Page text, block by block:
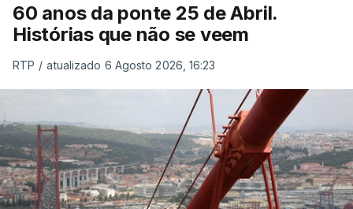
60 anos da ponte 25 de Abril.
Histórias que não se veem
RTP / atualizado 6 Agosto 2026, 16:23